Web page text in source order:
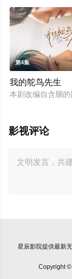
第4集
我的鸵鸟先生
本剧改编自含胭
影视评论
星辰影院提供最新
Copyright ©